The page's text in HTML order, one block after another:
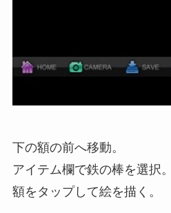
下の額の前へ移動。
アイテム欄で鉄の棒を選択。
額をタップして絵を描く。